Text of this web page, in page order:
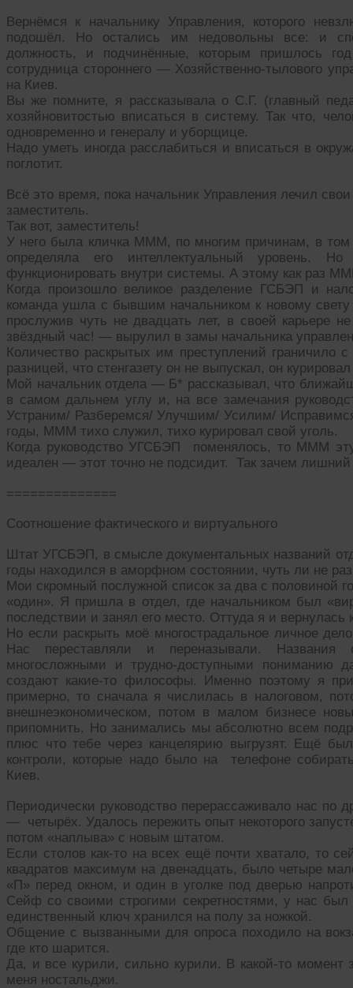
Вернёмся к начальнику Управления, которого
подошёл. Но остались им недовольны все: и
должность, и подчинённые, которым пришлось
сотрудница стороннего — Хозяйственно-тылового
на Киев.
Вы же помните, я рассказывала о С.Г. (главный
хозяйновитостью вписаться в систему. Так что,
одновременно и генералу и уборщице.
Надо уметь иногда расслабиться и вписаться в
поглотит.
Всё это время, пока начальник Управления лечил
заместитель.
Так вот, заместитель!
У него была кличка МММ, по многим причинам, в том
определяла его интеллектуальный
функционировать внутри системы. А этому как раз
Когда произошло великое разделение ГСБЭП и
команда ушла с бывшим начальником к новому
прослужив чуть не двадцать лет, в своей
звёздный час! — вырулил в замы начальника
Количество раскрытых им преступлений граничило
разницей, что стенгазету он не выпускал, он
Мой начальник отдела — Б* рассказывал, что
в самом дальнем углу и, на все замечания
Устраним/ Разберемся/ Улучшим/ Усилим/
годы, МММ тихо служил, тихо курировал свой уголь.
Когда руководство УГСБЭП поменялось, то МММ
идеален — этот точно не подсидит. Так зачем
==============
Соотношение фактического и виртуального
Штат УГСБЭП, в смысле документальных названий
годы находился в аморфном состоянии, чуть ли не
Мои скромный послужной список за два с половиной
«один». Я пришла в отдел, где начальником был
последствии и занял его место. Оттуда я и
Но если раскрыть моё многострадальное личное
Нас переставляли и переназывали. Названия
многосложными и трудно-доступными
создают какие-то философы. Именно поэтому я
примерно, то сначала я числилась в налоговом,
внешнеэкономическом, потом в малом бизнесе
припомнить. Но занимались мы абсолютно всем
плюс что тебе через канцелярию выгрузят. Ещё
контроли, которые надо было на телефоне
Киев.
Периодически руководство перерассаживало нас по
— четырёх. Удалось пережить опыт некоторого
потом «наплыва» с новым штатом.
Если столов как-то на всех ещё почти хватало, то
квадратов максимум на двенадцать, было четыре
«П» перед окном, и один в уголке под дверью
Сейф со своими строгими секретностями, у нас
единственный ключ хранился на полу за ножкой.
Общение с вызванными для опроса походило на
где кто шарится.
Да, и все курили, сильно курили. В какой-то момент
меня ностальджи.